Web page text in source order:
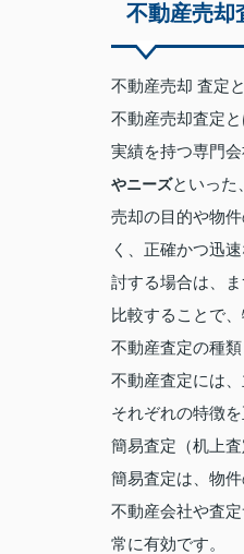
不動産売却
不動産売却 査定
不動産売却査定
実績を持つ専門
やニーズといった
売却の目的や物
く、正確かつ迅
討する場合は、
比較することで
不動産査定の種
不動産査定には、
それぞれの特徴
簡易査定（机上
簡易査定は、物
不動産会社や査
常に有効です。